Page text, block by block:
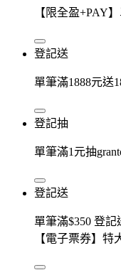
【限全盈+PAY
登記送
單筆滿1888元送
登記抽
單筆滿1元抽
登記送
單筆滿$350 登
【電子票券】特